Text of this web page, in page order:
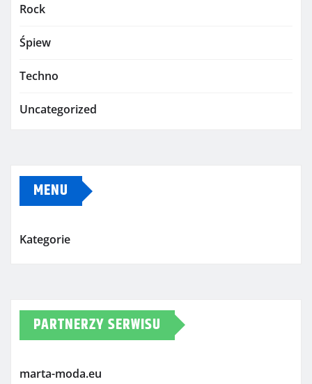
Rock
Śpiew
Techno
Uncategorized
MENU
Kategorie
PARTNERZY SERWISU
marta-moda.eu